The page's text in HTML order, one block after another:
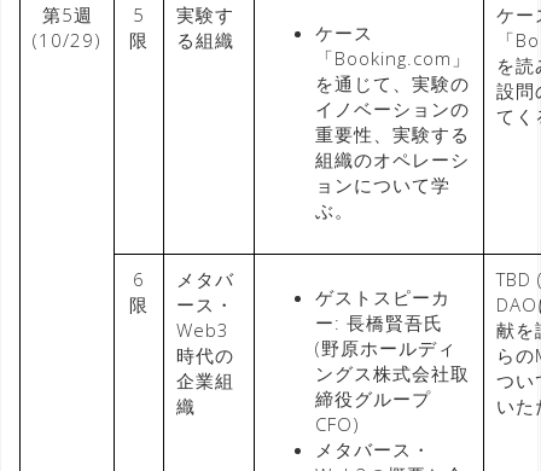
第5週
(10/29)
5
限
実験す
る組織
ケース
「Booking.com」
を通じて、実験の
イノベーションの
重要性、実験する
組織のオペレーシ
ョンについて学
ぶ。
ケー
「
を
設問
てく
6
限
メタバ
ース・
Web3
時代の
企業組
織
ゲストスピーカ
ー: 長橋賢吾氏
(野原ホールディ
ングス株式会社取
締役グループ
CFO)
メタバース・
TBD
献を
らの
つい
いた